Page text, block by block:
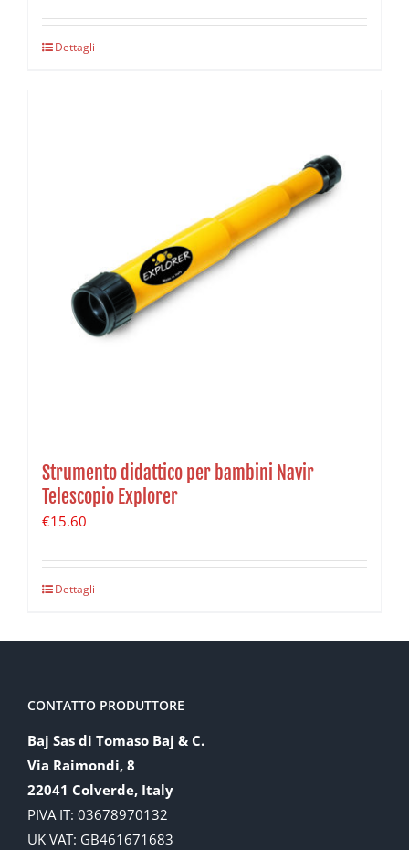
Dettagli
Strumento didattico per bambini Navir
Telescopio Explorer
€15.60
Dettagli
CONTATTO PRODUTTORE
Baj Sas di Tomaso Baj & C.
Via Raimondi, 8
22041 Colverde, Italy
PIVA IT: 03678970132
UK VAT: GB461671683